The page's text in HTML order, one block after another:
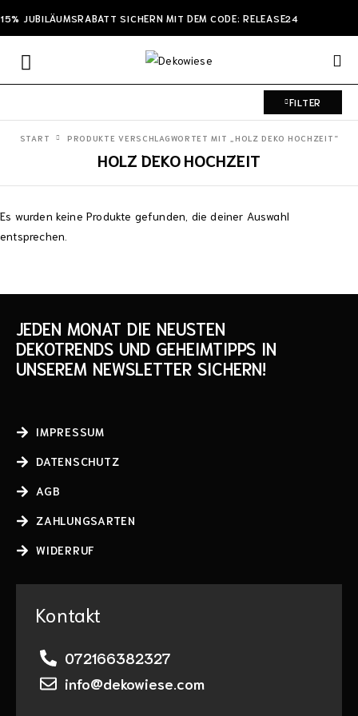
15% JUBILÄUMSRABATT SICHERN MIT DEM CODE: RELEASE24
FILTER
HOLZ DEKO HOCHZEIT
START PRODUKTE VERSCHLAGWORTET MIT „HOLZ DEKO HOCHZEIT“
Es wurden keine Produkte gefunden, die deiner Auswahl
entsprechen.
JEDEN MONAT DIE NEUSTEN
DEKOTRENDS UND GEHEIMTIPPS IN
UNSEREM NEWSLETTER SICHERN!
IMPRESSUM
DATENSCHUTZ
AGB
ZAHLUNGSARTEN
WIDERRUF
Kontakt
072166382327
info@dekowiese.com